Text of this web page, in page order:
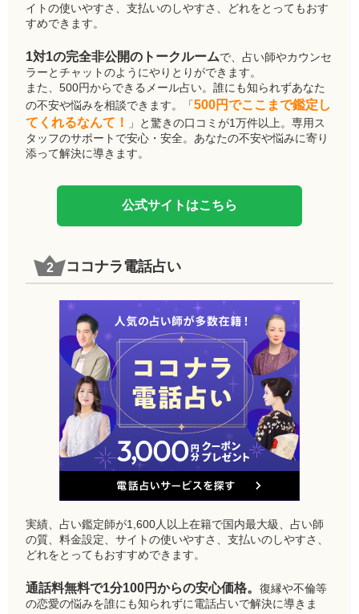
イトの使いやすさ、支払いのしやすさ、どれをとってもおす
すめできます。
1対1の完全非公開のトークルームで、占い師やカウンセ
ラーとチャットのようにやりとりができます。
また、500円からできるメール占い。誰にも知られずあなた
の不安や悩みを相談できます。「500円でここまで鑑定し
てくれるなんて！
」と驚きの口コミが1万件以上。専用ス
タッフのサポートで安心・安全。あなたの不安や悩みに寄り
添って解決に導きます。
公式サイトはこちら
ココナラ電話占い
実績、占い鑑定師が1,600人以上在籍で国内最大級、占い師
の質、料金設定、サイトの使いやすさ、支払いのしやすさ、
どれをとってもおすすめできます。
通話料無料で1分100円からの安心価格。復縁や不倫等
の恋愛の悩みを誰にも知られずに電話占いで解決に導きま